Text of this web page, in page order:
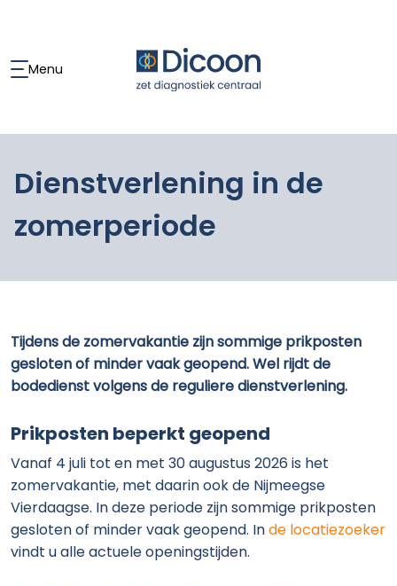
Menu
Dienstverlening in de
zomerperiode
Tijdens de zomervakantie zijn sommige prikposten
gesloten of minder vaak geopend. Wel rijdt de
bodedienst volgens de reguliere dienstverlening.
Prikposten beperkt geopend
Vanaf 4 juli tot en met 30 augustus 2026 is het
zomervakantie, met daarin ook de Nijmeegse
Vierdaagse. In deze periode zijn sommige prikposten
gesloten of minder vaak geopend. Inde locatiezoeker
vindt u alle actuele openingstijden.